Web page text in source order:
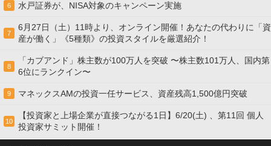
6 水戸証券が、NISA対象のキャンペーン実施
7
6月27日（土）11時より、オンライン開催！あなたの代わりに「資
産が働く」《5種類》の投資スタイルを厳選紹介！
8
「カブアンド」株主数が100万人を突破 〜株主数101万人、国内第
6位にランクイン〜
9 マネックスAMの投資一任サービス、資産残高1,500億円突破
10
【投資家と上場企業が直接つながる1日】6/20(土) 、第11回 個人
投資家サミット開催！